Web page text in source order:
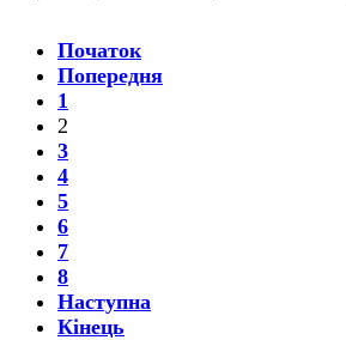
Початок
Попередня
1
2
3
4
5
6
7
8
Наступна
Кінець